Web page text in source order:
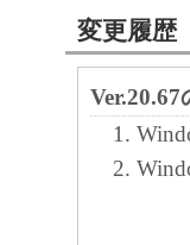
の可能性
(3) キヤ
社、キヤ
店のい
ェア」
変更履歴
Ver.20.67